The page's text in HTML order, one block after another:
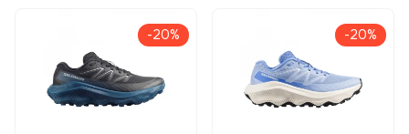
-20% -20%